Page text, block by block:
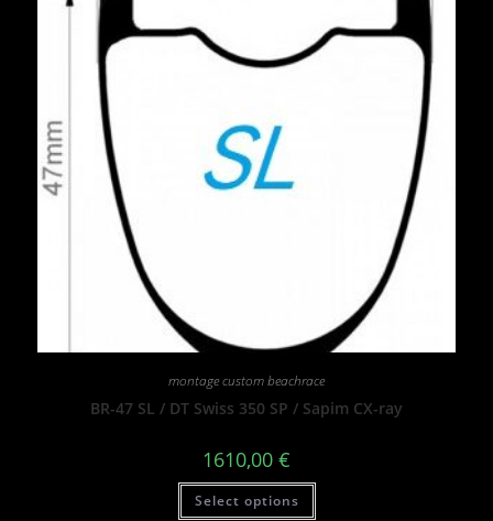
montage custom beachrace
BR-47 SL / DT Swiss 350 SP / Sapim CX-ray
1610,00 €
Select options